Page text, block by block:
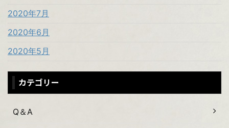
2020年7月
2020年6月
2020年5月
カテゴリー
Q＆A